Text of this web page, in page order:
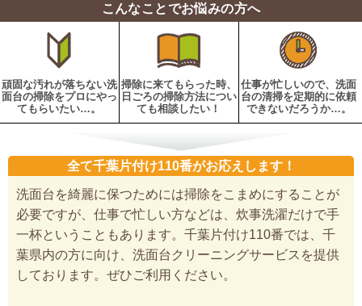
こんなことでお悩みの方へ
頑固な汚れが落ちない洗
面台の掃除をプロにやっ
てもらいたい…。
掃除に来てもらった時、
日ごろの掃除方法につい
ても相談したい！
仕事が忙しいので、洗面
台の清掃を定期的に依頼
できないだろうか…。
全て千葉片付け110番がお応えします！
洗面台を綺麗に保つためには掃除をこまめにすることが
必要ですが、仕事で忙しい方などは、炊事洗濯だけで手
一杯ということもあります。千葉片付け110番では、千
葉県内の方に向け、洗面台クリーニングサービスを提供
しております。ぜひご利用ください。